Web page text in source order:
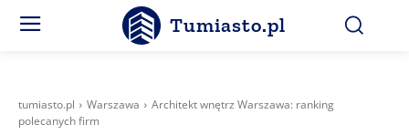
Tumiasto.pl
tumiasto.pl Warszawa
Architekt wnętrz Warszawa: ranking
polecanych firm